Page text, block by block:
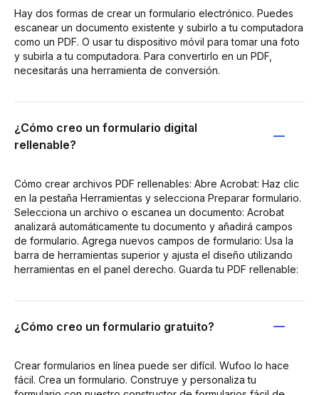
Hay dos formas de crear un formulario electrónico. Puedes
escanear un documento existente y subirlo a tu computadora
como un PDF. O usar tu dispositivo móvil para tomar una foto
y subirla a tu computadora. Para convertirlo en un PDF,
necesitarás una herramienta de conversión.
¿Cómo creo un formulario digital
rellenable?
Cómo crear archivos PDF rellenables: Abre Acrobat: Haz clic
en la pestaña Herramientas y selecciona Preparar formulario.
Selecciona un archivo o escanea un documento: Acrobat
analizará automáticamente tu documento y añadirá campos
de formulario. Agrega nuevos campos de formulario: Usa la
barra de herramientas superior y ajusta el diseño utilizando
herramientas en el panel derecho. Guarda tu PDF rellenable:
¿Cómo creo un formulario gratuito?
Crear formularios en línea puede ser difícil. Wufoo lo hace
fácil. Crea un formulario. Construye y personaliza tu